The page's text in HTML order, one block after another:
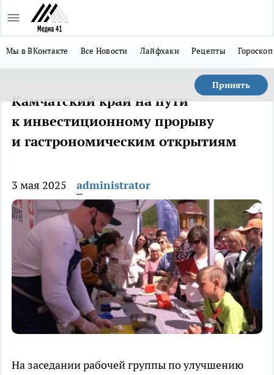
Мы в ВКонтакте Все Новости Лайфхаки Рецепты Гороскоп
Принять
Камчатский край на пути
к инвестиционному прорыву
и гастрономическим открытиям
3 мая 2025 administrator
На заседании рабочей группы по улучшению